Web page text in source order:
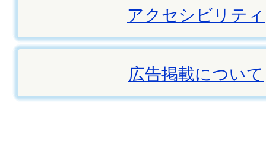
アクセシビリティ
広告掲載について